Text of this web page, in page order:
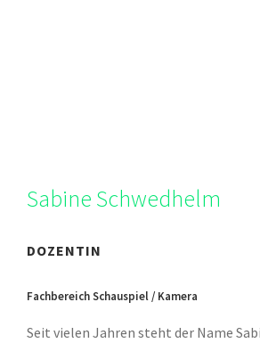
Sabine Schwedhelm
DOZENTIN
Fachbereich Schauspiel / Kamera
Seit vielen Jahren steht der Name